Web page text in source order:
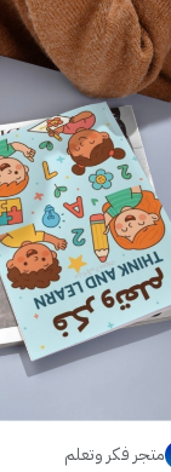
متجر فكر وتعلم